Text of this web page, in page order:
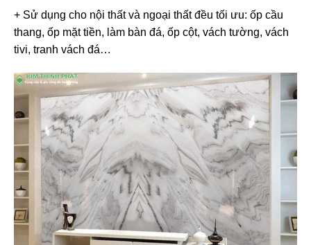
+ Sử dụng cho nội thất và ngoại thất đều tối ưu: ốp cầu
thang, ốp mặt tiền, làm bàn đá, ốp cột, vách tường, vách
tivi, tranh vách đá…